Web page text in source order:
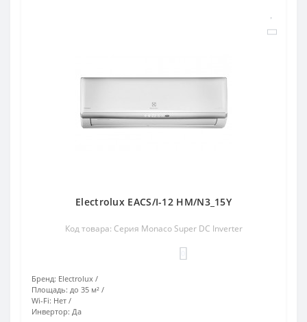
Electrolux EACS/I-12 HM/N3_15Y
Код товара: Серия Monaco Super DC Inverter
Бренд: Electrolux
Площадь: до 35 м²
Wi-Fi: Нет
Инвертор: Да